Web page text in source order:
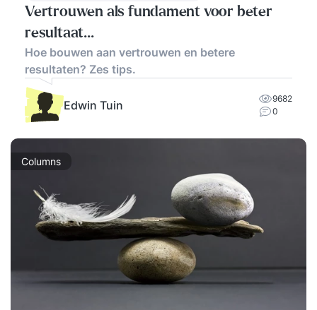
Vertrouwen als fundament voor beter
resultaat...
Hoe bouwen aan vertrouwen en betere
resultaten? Zes tips.
Edwin Tuin
9682
0
Columns